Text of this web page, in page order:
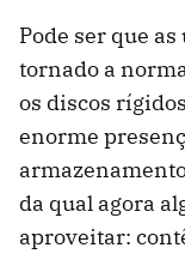
Pode ser que
tornado a
os discos
enorme
da qual agora
aproveitar: